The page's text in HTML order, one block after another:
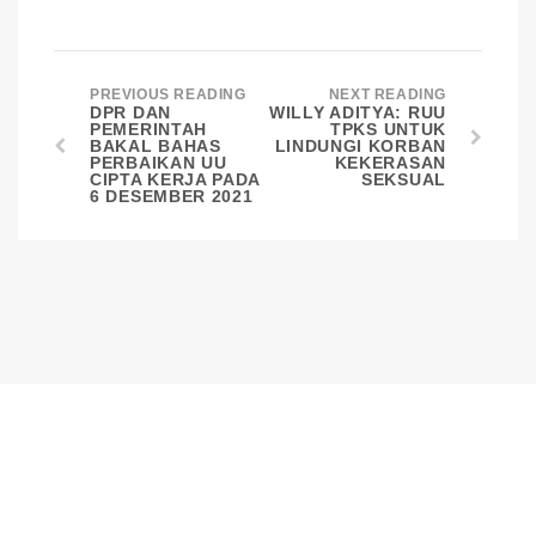
PREVIOUS READING
DPR DAN
PEMERINTAH
BAKAL BAHAS
PERBAIKAN UU
CIPTA KERJA PADA
6 DESEMBER 2021
NEXT READING
WILLY ADITYA: RUU
TPKS UNTUK
LINDUNGI KORBAN
KEKERASAN
SEKSUAL